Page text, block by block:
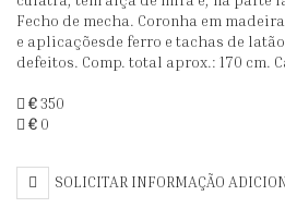
NORTE
DE
ÁFRICA
"MOUKHALA"
(SÉC.
XIX)
Fecho de mecha. Coronha em
e aplicaçõesde ferro e tachas de
defeitos. Comp. total aprox.: 170 cm.
€350
€ 0
SOLICITAR INFORMAÇÃO